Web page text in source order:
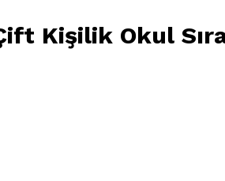
Kişilik Okul